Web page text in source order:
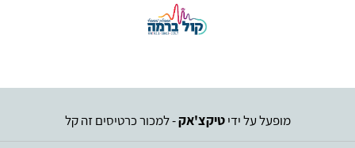
מופעל על ידיטיקצ'אק- למכור כרטיסים זה קל